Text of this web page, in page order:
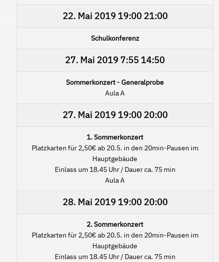
22. Mai 201919:00 21:00
Schulkonferenz
27. Mai 2019 7:55 14:50
Sommerkonzert - Generalprobe
Aula A
27. Mai 201919:00 20:00
1. Sommerkonzert
Platzkarten für 2,50€ ab 20.5. in den 20min-Pausen im
Hauptgebäude
Einlass um 18.45 Uhr / Dauer ca. 75 min
Aula A
28. Mai 201919:00 20:00
2. Sommerkonzert
Platzkarten für 2,50€ ab 20.5. in den 20min-Pausen im
Hauptgebäude
Einlass um 18.45 Uhr / Dauer ca. 75 min